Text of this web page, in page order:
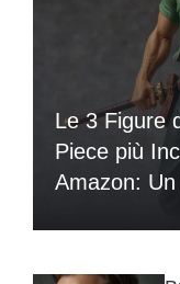
Le 3 Figure
Piece più
Amazon: